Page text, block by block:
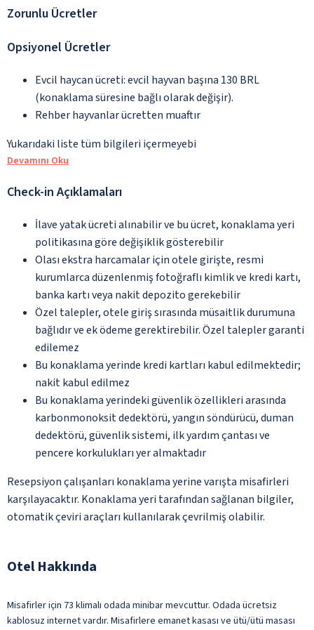
Zorunlu Ücretler
Opsiyonel Ücretler
Evcil haycan ücreti: evcil hayvan başına 130 BRL
(konaklama süresine bağlı olarak değişir).
Rehber hayvanlar ücretten muaftır
Yukarıdaki liste tüm bilgileri içermeyebi
Devamını Oku
Check-in Açıklamaları
İlave yatak ücreti alınabilir ve bu ücret, konaklama yeri
politikasına göre değişiklik gösterebilir
Olası ekstra harcamalar için otele girişte, resmi
kurumlarca düzenlenmiş fotoğraflı kimlik ve kredi kartı,
banka kartı veya nakit depozito gerekebilir
Özel talepler, otele giriş sırasında müsaitlik durumuna
bağlıdır ve ek ödeme gerektirebilir. Özel talepler garanti
edilemez
Bu konaklama yerinde kredi kartları kabul edilmektedir;
nakit kabul edilmez
Bu konaklama yerindeki güvenlik özellikleri arasında
karbonmonoksit dedektörü, yangın söndürücü, duman
dedektörü, güvenlik sistemi, ilk yardım çantası ve
pencere korkulukları yer almaktadır
Resepsiyon çalışanları konaklama yerine varışta misafirleri
karşılayacaktır. Konaklama yeri tarafından sağlanan bilgiler,
otomatik çeviri araçları kullanılarak çevrilmiş olabilir.
Otel Hakkında
Misafirler için 73 klimalı odada minibar mevcuttur. Odada ücretsiz
kablosuz internet vardır. Misafirlere emanet kasası ve ütü/ütü masası